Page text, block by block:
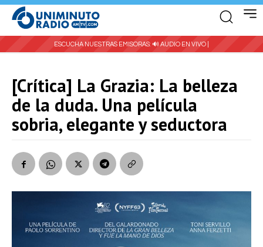
ESCUCHA NUESTRAS EMISORAS: 🔊 AUDIO EN VIVO |
[Crítica] La Grazia: La belleza
de la duda. Una película
sobria, elegante y seductora